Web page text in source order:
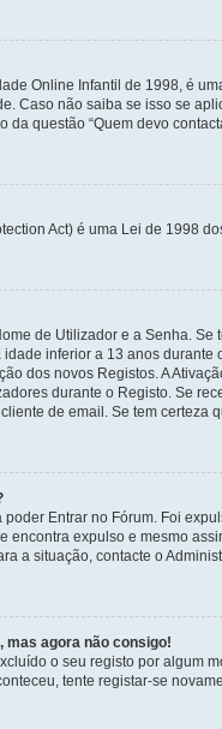
Online Infantil de 1998, é
Caso não saiba se isso se
da questão “Quem devo
Act) é uma Lei de 1998
de Utilizador e a Senha.
inferior a 13 anos
dos novos Registos. A
durante o Registo. Se
de email. Se tem certeza
Entrar no Fórum. Foi
encontra expulso e mesmo
a situação, contacte o
mas agora não consigo!
o seu registo por algum
tente registar-se